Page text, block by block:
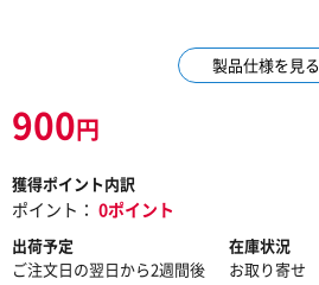
製品仕様を見る
900円
獲得ポイント内訳
ポイント： 0ポイント
出荷予定
ご注文日の翌日から2週間後
在庫状況
お取り寄せ